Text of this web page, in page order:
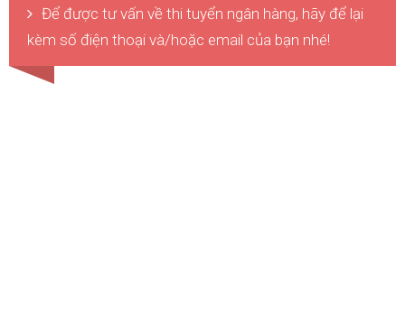
Để được tư vấn về thi tuyển ngân hàng, hãy để lại
kèm số điện thoại và/hoặc email của bạn nhé!